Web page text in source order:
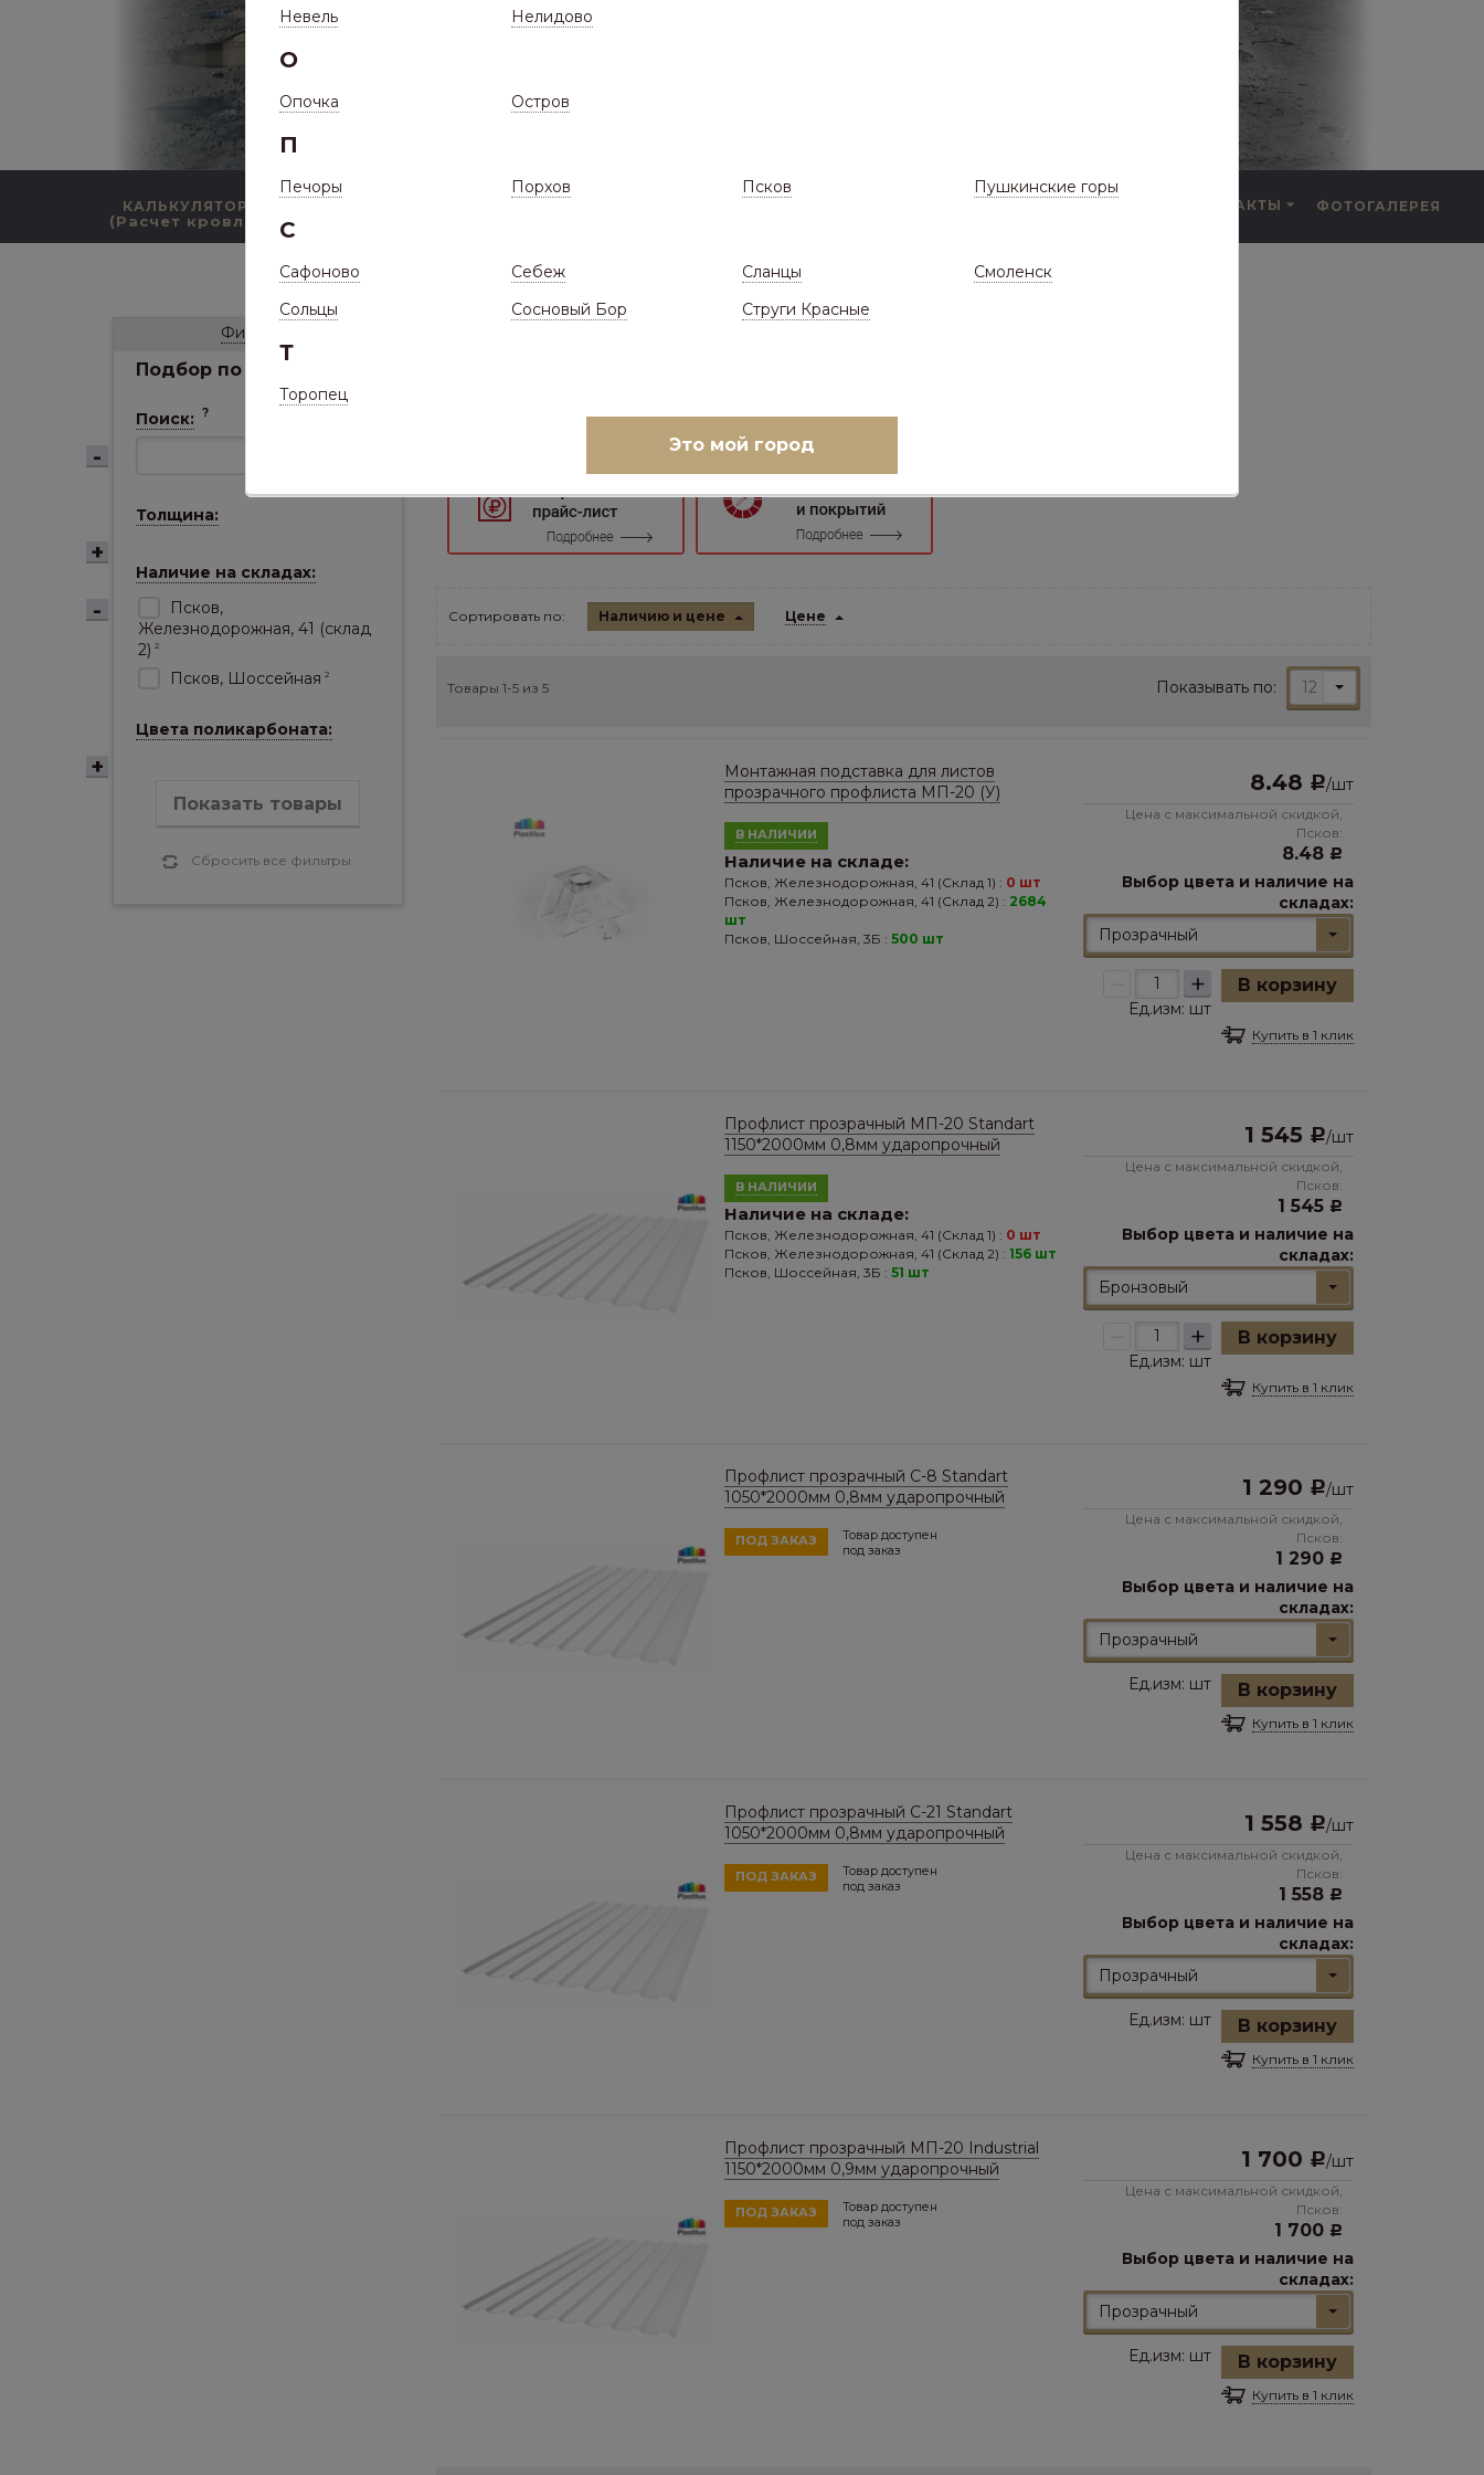
КАЛЬКУЛЯТОР
(Расчет кровли)
КОНТАКТЫ ФОТОГАЛЕРЕЯ
Каталог/ Кровли Профнастил прозрачный/поликарбонат
Фильтр
Подбор по параметрам
Поиск: ?
Толщина:
Наличие на складах:
Псков,
Железнодорожная, 41 (склад
2) 2
Псков, Шоссейная 2
Цвета поликарбоната:
Показать товары
Сбросить все фильтры
(ГОТОВЫЕ ЛИСТЫ НА СКЛАДЕ)
Сортировать по: Наличию и цене Цене
Показывать по: 12
Товары 1-5 из 5
Монтажная подставка для листов
прозрачного профлиста МП-20 (У)
В НАЛИЧИИ
Наличие на складе:
Псков, Железнодорожная, 41 (Склад 1) : 0 шт
Псков, Железнодорожная, 41 (Склад 2) : 2684
шт
Псков, Шоссейная, 3Б : 500 шт
8.48 Р/шт
Цена с максимальной скидкой,
Псков:
8.48 Р
Выбор цвета и наличие на
складах:
Прозрачный
+
Ед.изм: шт
В корзину
Купить в 1 клик
Профлист прозрачный МП-20 Standart
1150*2000мм 0,8мм ударопрочный
В НАЛИЧИИ
Наличие на складе:
Псков, Железнодорожная, 41 (Склад 1) : 0 шт
Псков, Железнодорожная, 41 (Склад 2) : 156 шт
Псков, Шоссейная, 3Б : 51 шт
1 545 Р/шт
Цена с максимальной скидкой,
Псков:
1 545 Р
Выбор цвета и наличие на
складах:
Бронзовый
+
Ед.изм: шт
В корзину
Купить в 1 клик
Профлист прозрачный C-8 Standart
1050*2000мм 0,8мм ударопрочный
ПОД ЗАКАЗ
Товар доступен
под заказ
1 290 Р/шт
Цена с максимальной скидкой,
Псков:
1 290 Р
Выбор цвета и наличие на
складах:
Прозрачный
Ед.изм: шт В корзину
Купить в 1 клик
Профлист прозрачный C-21 Standart
1050*2000мм 0,8мм ударопрочный
ПОД ЗАКАЗ
Товар доступен
под заказ
1 558 Р/шт
Цена с максимальной скидкой,
Псков:
1 558 Р
Выбор цвета и наличие на
складах:
Прозрачный
Ед.изм: шт В корзину
Купить в 1 клик
Профлист прозрачный МП-20 Industrial
1150*2000мм 0,9мм ударопрочный
ПОД ЗАКАЗ
Товар доступен
под заказ
1 700 Р/шт
Цена с максимальной скидкой,
Псков:
1 700 Р
Выбор цвета и наличие на
складах:
Прозрачный
Ед.изм: шт В корзину
Купить в 1 клик
Невель Нелидово
О
Опочка Остров
П
Печоры Порхов Псков Пушкинские горы
С
Сафоново Себеж Сланцы
Смоленск
Сольцы
Сосновый Бор Струги Красные
Т
Торопец
Это мой город